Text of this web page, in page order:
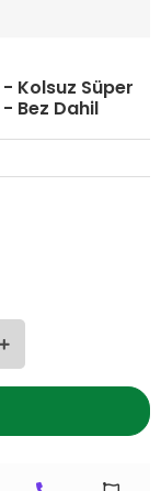
- Kolsuz Süper
Bez Dahil